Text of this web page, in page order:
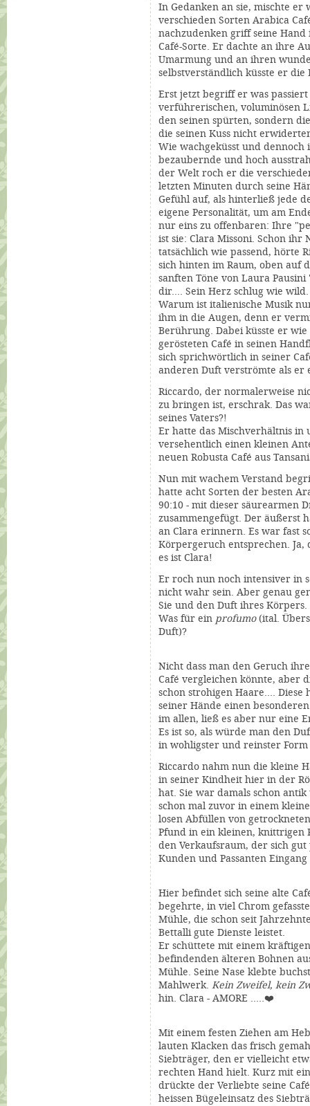
In Gedanken an sie, mischte er
verschieden Sorten Arabica
nachzudenken griff seine Hand
Café-Sorte. Er dachte an ihre
Umarmung und an ihren
selbstverständlich küsste er
Erst jetzt begriff er was
verführerischen, voluminösen
den seinen spürten, sondern
die seinen Kuss nicht
Wie wachgeküsst und dennoch
bezaubernde und hoch
der Welt roch er die
letzten Minuten durch seine
Gefühl auf, als hinterließ jede
eigene Personalität, um am
nur eins zu offenbaren: Ihre
ist sie: Clara Missoni. Schon ihr
tatsächlich wie passend, hörte
sich hinten im Raum, oben auf
sanften Töne von Laura Pausini
dir.... Sein Herz schlug wie wild.
Warum ist italienische Musik
ihm in die Augen, denn er
Berührung. Dabei küsste er
gerösteten Café in seinen
sich sprichwörtlich in seiner
anderen Duft verströmte als er
Riccardo, der normalerweise
zu bringen ist, erschrak. Das
seines Vaters?!
Er hatte das Mischverhältnis in
versehentlich einen kleinen
neuen Robusta Café aus
Nun mit wachem Verstand
hatte acht Sorten der besten
90:10 - mit dieser säurearmen
zusammengefügt. Der äußerst
an Clara erinnern. Es war fast
Körpergeruch entsprechen. Ja,
es ist Clara!
Er roch nun noch intensiver in
nicht wahr sein. Aber genau
Sie und den Duft ihres Körpers.
Was für ein profumo(ital.
Duft)?
Nicht dass man den Geruch
Café vergleichen könnte, aber
schon strohigen Haare....
seiner Hände einen
im allen, ließ es aber nur eine
Es ist so, als würde man den
in wohligster und reinster
Riccardo nahm nun die kleine
in seiner Kindheit hier in der
hat. Sie war damals schon
schon mal zuvor in einem
losen Abfüllen von
Pfund in ein kleinen, knittrigen
den Verkaufsraum, der sich
Kunden und Passanten
Hier befindet sich seine alte
begehrte, in viel Chrom
Mühle, die schon seit
Bettalli gute Dienste leistet.
Er schüttete mit einem
befindenden älteren Bohnen
Mühle. Seine Nase klebte
Mahlwerk. Kein Zweifel, kein
hin. Clara - AMORE .....❤️
Mit einem festen Ziehen am
lauten Klacken das frisch
Siebträger, den er vielleicht
rechten Hand hielt. Kurz mit
drückte der Verliebte seine
heissen Bügeleinsatz des